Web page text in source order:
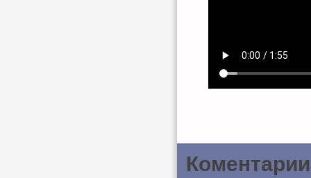
Коментарии